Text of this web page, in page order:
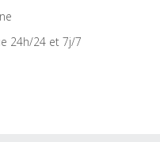
24h/24 et 7j/7